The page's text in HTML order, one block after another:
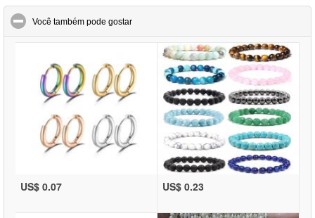
Você também pode gostar
US$ 0.07 US$ 0.23